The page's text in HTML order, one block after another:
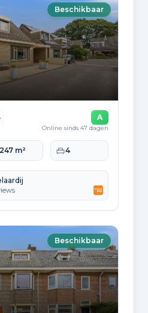
Beschikbaar
A
Online sinds 47 dagen
247 m² Slaapkamers
4
Beschikbaar